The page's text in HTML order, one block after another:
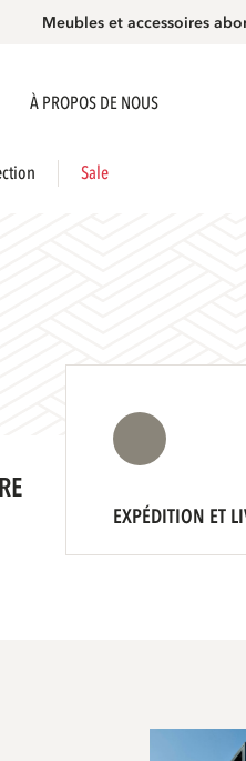
Meubles et accessoires
À PROPOS DE NOUS
Sale
EXPÉDITION ET